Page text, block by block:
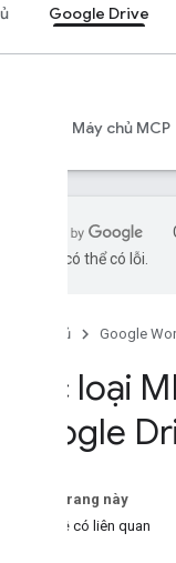
Google Drive
Máy chủ MCP
bằng AI có thể có lỗi.
Trang chủ Google
Các loại
Google
Trên trang này
Chủ đề có liên quan